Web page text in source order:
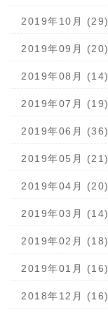
2019年10月 (29)
2019年09月 (20)
2019年08月 (14)
2019年07月 (19)
2019年06月 (36)
2019年05月 (21)
2019年04月 (20)
2019年03月 (14)
2019年02月 (18)
2019年01月 (16)
2018年12月 (16)